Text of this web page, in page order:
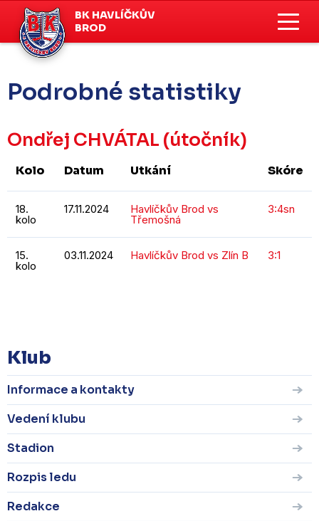
BK HAVLÍČKŮV
BROD
Podrobné statistiky
Ondřej CHVÁTAL (útočník)
Kolo Datum Utkání Skóre
18.
kolo
17.11.2024 Havlíčkův Brod vs
Třemošná
3:4sn
15.
kolo
03.11.2024 Havlíčkův Brod vs Zlín B 3:1
Klub
Informace a kontakty
Vedení klubu
Stadion
Rozpis ledu
Redakce